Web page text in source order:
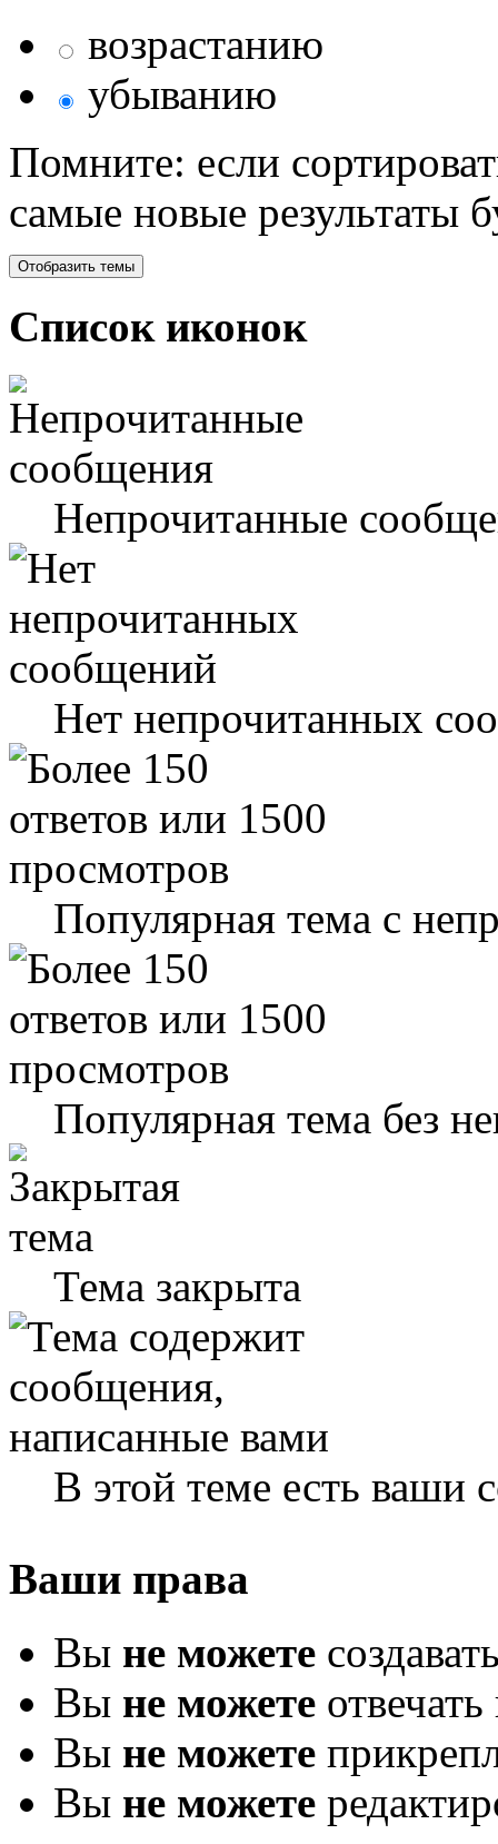
возрастанию
убыванию
Помните: если
самые новые результаты
Список иконок
Непрочитанные
Нет непрочитанных
Популярная тема с
Популярная тема без
Тема закрыта
В этой теме есть ваши
Ваши права
Вы не можете
Вы не можете
Вы не можете
Вы не можете